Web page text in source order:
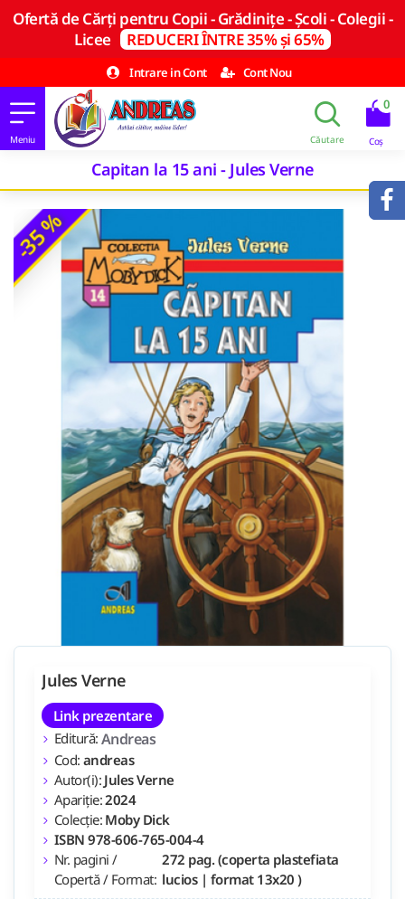
Ofertă de Cărți pentru Copii - Grădinițe - Școli - Colegii -
Licee REDUCERI ÎNTRE 35% și 65%
Intrare in Cont
Cont Nou
0
Capitan la 15 ani - Jules Verne
-35 %
Jules Verne
Link prezentare
Editură: Andreas
Cod: andreas
Autor(i): Jules Verne
Apariție:2024
Colecție: Moby Dick
ISBN 978-606-765-004-4
Nr. pagini /
Copertă / Format:
272 pag. (coperta plastefiata
lucios | format 13x20 )